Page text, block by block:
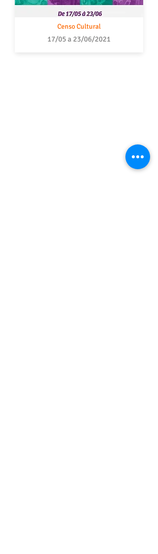
Censo Cultural
17/05 a 23/06/2021